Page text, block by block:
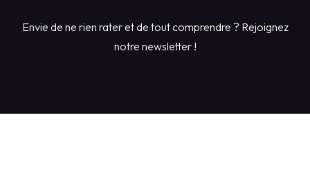
Envie de ne rien rater et de tout comprendre ? Rejoignez
notre newsletter !